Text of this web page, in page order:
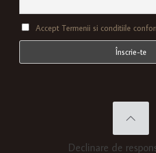
Accept Termenii si conditiile
Declinare de